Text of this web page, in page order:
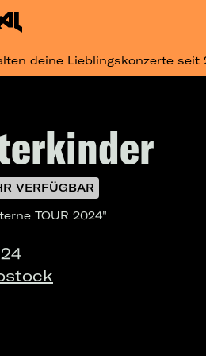
deine Lieblingskonzerte seit
VERFÜGBAR
TOUR 2024"